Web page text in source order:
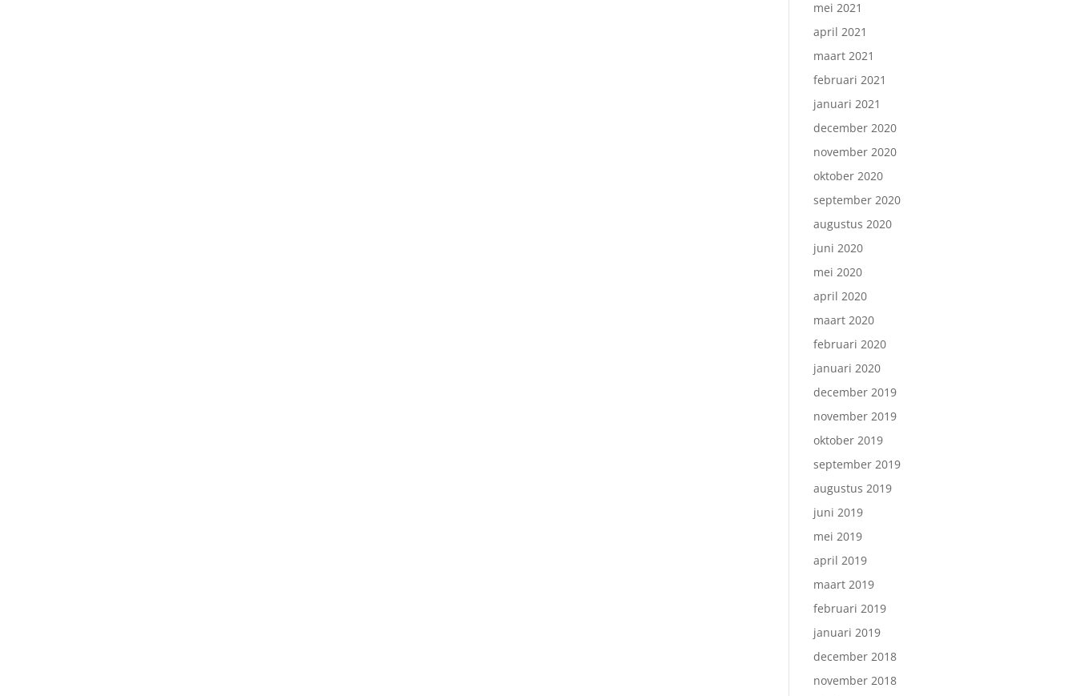
mei 2021
april 2021
maart 2021
februari 2021
januari 2021
december 2020
november 2020
oktober 2020
september 2020
augustus 2020
juni 2020
mei 2020
april 2020
maart 2020
februari 2020
januari 2020
december 2019
november 2019
oktober 2019
september 2019
augustus 2019
juni 2019
mei 2019
april 2019
maart 2019
februari 2019
januari 2019
december 2018
november 2018